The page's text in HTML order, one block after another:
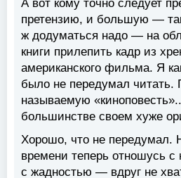
А вот кому точно следует
претензию, и большую —
ж додуматься надо — на
книги прилепить кадр из
американского фильма. Я
было не передумал читать.
называемую
большинстве своем хуже
Хорошо, что не передумал.
времени теперь отношусь с
с жадностью — вдруг не